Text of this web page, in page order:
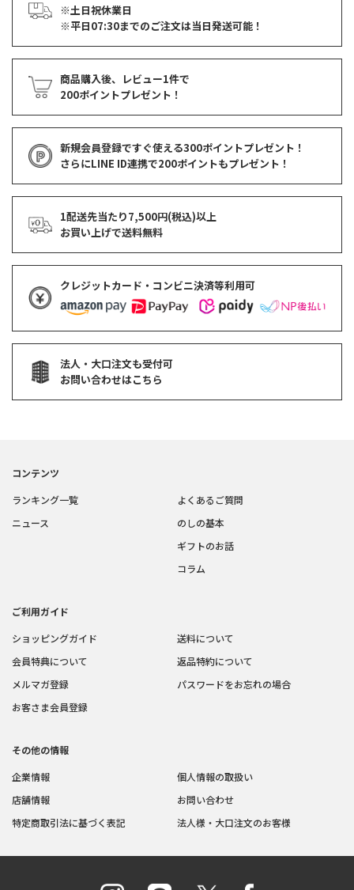
※土日祝休業日
※平日07:30までのご注文は当日発送可能！
商品購入後、レビュー1件で
200ポイントプレゼント！
新規会員登録ですぐ使える300ポイントプレゼント！
さらにLINE ID連携で200ポイントもプレゼント！
1配送先当たり7,500円(税込)以上
お買い上げで送料無料
クレジットカード・コンビニ決済等利用可
法人・大口注文も受付可
お問い合わせはこちら
コンテンツ
ランキング一覧
ニュース
よくあるご質問
のしの基本
ギフトのお話
コラム
ご利用ガイド
ショッピングガイド
会員特典について
メルマガ登録
お客さま会員登録
送料について
返品特約について
パスワードをお忘れの場合
その他の情報
企業情報
店舗情報
特定商取引法に基づく表記
個人情報の取扱い
お問い合わせ
法人様・大口注文のお客様